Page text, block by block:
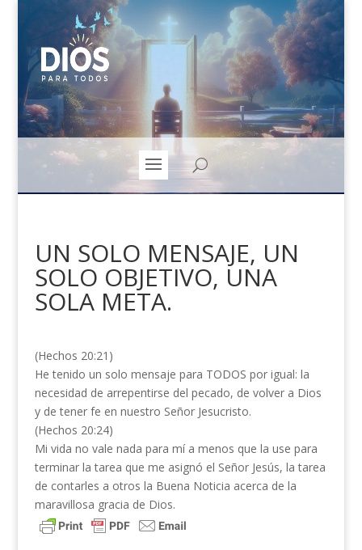
UN SOLO MENSAJE, UN
SOLO OBJETIVO, UNA
SOLA META.
(Hechos 20:21)
He tenido un solo mensaje para TODOS por igual: la
necesidad de arrepentirse del pecado, de volver a Dios
y de tener fe en nuestro Señor Jesucristo.
(Hechos 20:24)
Mi vida no vale nada para mí a menos que la use para
terminar la tarea que me asignó el Señor Jesús, la tarea
de contarles a otros la Buena Noticia acerca de la
maravillosa gracia de Dios.